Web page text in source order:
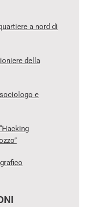
a nord di
della
e